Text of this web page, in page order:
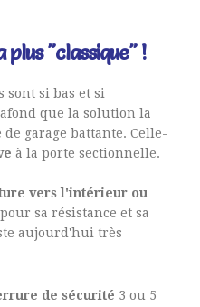
plus "classique" !
sont si bas et si
que la solution la
garage battante. Celle-
à la porte sectionnelle.
vers l'intérieur ou
sa résistance et sa
aujourd'hui très
de sécurité 3 ou 5